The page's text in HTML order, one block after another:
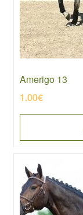
Amerigo 13
1.00€